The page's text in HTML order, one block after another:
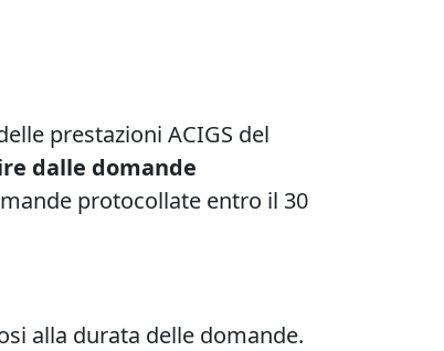
prestazioni ACIGS del
dalle domande
protocollate entro il 30
alla durata delle domande.